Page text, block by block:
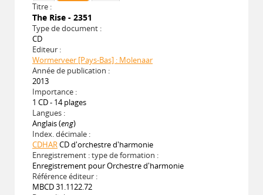
Titre :
The Rise - 2351
Type de document :
CD
Editeur :
Wormerveer [Pays-Bas] : Molenaar
Année de publication :
2013
Importance :
1 CD - 14 plages
Langues :
Anglais (eng)
Index. décimale :
CDHARCD d'orchestre d'harmonie
Enregistrement : type de formation :
Enregistrement pour Orchestre d'harmonie
Référence éditeur :
MBCD 31.1122.72